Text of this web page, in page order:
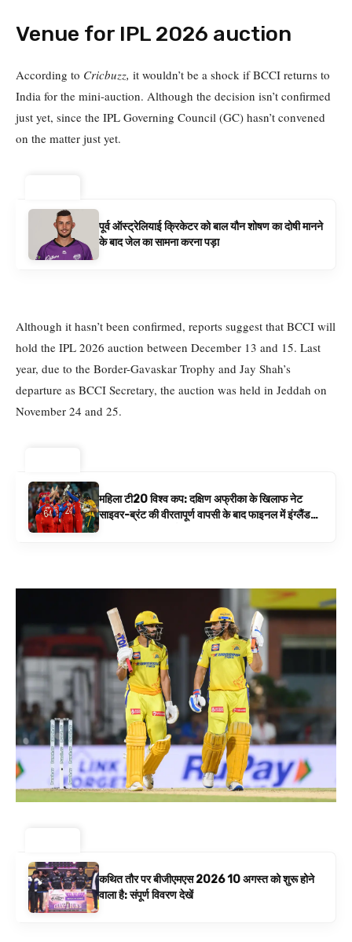
Venue for IPL 2026 auction
According to Cricbuzz, it wouldn’t be a shock if BCCI returns to
India for the mini-auction. Although the decision isn’t confirmed
just yet, since the IPL Governing Council (GC) hasn’t convened
on the matter just yet.
पूर्व ऑस्ट्रेलियाई क्रिकेटर को बाल यौन शोषण का दोषी मानने
के बाद जेल का सामना करना पड़ा
Although it hasn’t been confirmed, reports suggest that BCCI will
hold the IPL 2026 auction between December 13 and 15. Last
year, due to the Border-Gavaskar Trophy and Jay Shah’s
departure as BCCI Secretary, the auction was held in Jeddah on
November 24 and 25.
महिला टी20 विश्व कप: दक्षिण अफ्रीका के खिलाफ नेट
साइवर-ब्रंट की वीरतापूर्ण वापसी के बाद फाइनल में इंग्लैंड
कथित तौर पर बीजीएमएस 2026 10 अगस्त को शुरू होने
वाला है: संपूर्ण विवरण देखें